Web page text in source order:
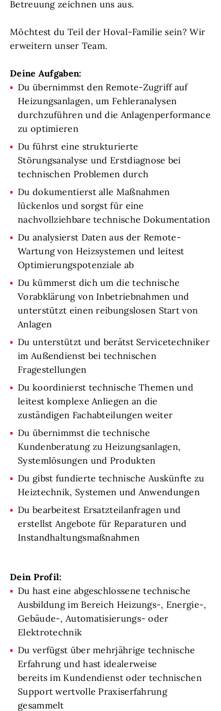
Betreuung zeichnen uns aus.
Möchtest du Teil der Hoval-Familie sein? Wir
erweitern unser Team.
Deine Aufgaben:
Du übernimmst den Remote-Zugriff auf
Heizungsanlagen, um Fehleranalysen
durchzuführen und die Anlagenperformance
zu optimieren
Du führst eine strukturierte
Störungsanalyse und Erstdiagnose bei
technischen Problemen durch
Du dokumentierst alle Maßnahmen
lückenlos und sorgst für eine
nachvollziehbare technische Dokumentation
Du analysierst Daten aus der Remote-
Wartung von Heizsystemen und leitest
Optimierungspotenziale ab
Du kümmerst dich um die technische
Vorabklärung von Inbetriebnahmen und
unterstützt einen reibungslosen Start von
Anlagen
Du unterstützt und berätst Servicetechniker
im Außendienst bei technischen
Fragestellungen
Du koordinierst technische Themen und
leitest komplexe Anliegen an die
zuständigen Fachabteilungen weiter
Du übernimmst die technische
Kundenberatung zu Heizungsanlagen,
Systemlösungen und Produkten
Du gibst fundierte technische Auskünfte zu
Heiztechnik, Systemen und Anwendungen
Du bearbeitest Ersatzteilanfragen und
erstellst Angebote für Reparaturen und
Instandhaltungsmaßnahmen
Dein Profil:
Du hast eine abgeschlossene technische
Ausbildung im Bereich Heizungs-, Energie-,
Gebäude-, Automatisierungs- oder
Elektrotechnik
Du verfügst über mehrjährige technische
Erfahrung und hast idealerweise
bereits im Kundendienst oder technischen
Support wertvolle Praxiserfahrung
gesammelt